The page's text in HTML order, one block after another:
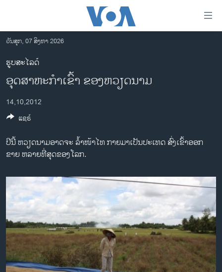
ເຂົ້າ
ຫາ
ຂ້າມ
ຂ້າມ
ຂ້າມ
ໄປ
ຫາ
ຄົ້ນ
ລາວ
ອາເມຣິກາ
ການເລືອກຕັ້ງ ປະທານາທີບໍດີ ສະຫະລັດ 2024
ຂ່າວ​ຈີນ
ໂລກ
ເອເຊຍ
ອິດສະຫຼະພາບດ້ານການຂ່າວ
ຊີວິດຊາວລາວ
ຊຸມຊົນຊາວລາວ
ວິທະຍາສາດ-ເທັກໂນໂລຈີ
ທຸລະກິດ
ພາສາອັງກິດ
ວັນສຸກ, 07 ສິງຫາ 2026
ຮູບສະໄລດ໌
ອຸດສາຫະກໍາເຂົ້າ ຂອງຫວຽດນາມ
14,10,2012
ປີນີ້ ຫວຽດນາມອາດຈະ ລໍ້າໜ້າໄທ ກາຍມາເປັນປະເທດ ສົ່ງເຂົ້າອອກ
ຂາຍ ຫລາຍທີ່ສຸດຂອງໂລກ.
ແຊຣ໌